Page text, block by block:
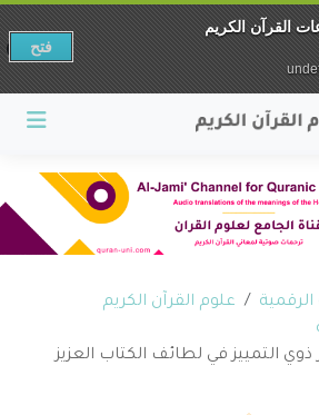
الرقمية
علوم القرآن الكريم
التمييز في لطائف الكتاب العزيز
القرآن الكريم
فتح